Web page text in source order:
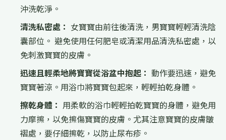
沖洗乾淨。
清洗私密處： 女寶寶由前往後清洗，男寶寶輕輕清洗陰
囊部位。 避免使用任何肥皂或清潔用品清洗私密處，以
免刺激寶寶的皮膚。
迅速且輕柔地將寶寶從浴盆中抱起： 動作要迅速，避免
寶寶著涼。用浴巾將寶寶包起來，輕輕拍乾身體。
擦乾身體： 用柔軟的浴巾輕輕拍乾寶寶的身體，避免用
力摩擦，以免擦傷寶寶的皮膚。尤其注意寶寶的皮膚皺
褶處，要仔細擦乾，以防止尿布疹。